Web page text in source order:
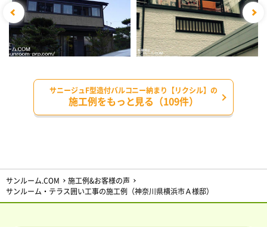
サニージュF型造付バルコニー納まり【リクシル】の
施工例をもっと見る（109件）
サンルーム.COM
施工例&お客様の声
サンルーム・テラス囲い工事の施工例（神奈川県横浜市Ａ様邸）